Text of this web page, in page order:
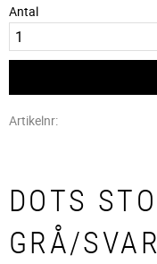
Antal
Artikelnr
DOTS
GRÅ/